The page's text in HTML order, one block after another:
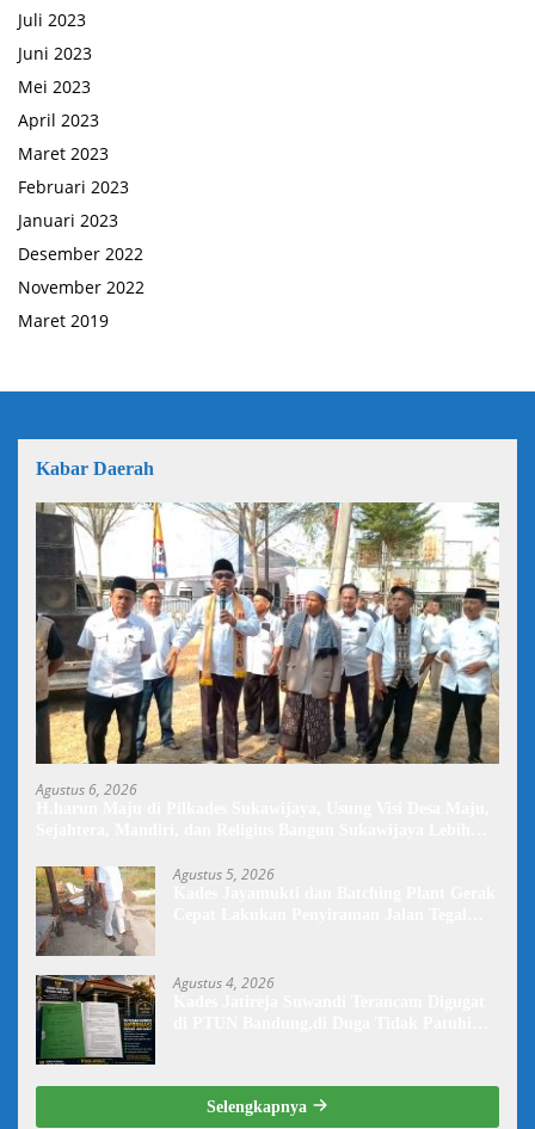
Juli 2023
Juni 2023
Mei 2023
April 2023
Maret 2023
Februari 2023
Januari 2023
Desember 2022
November 2022
Maret 2019
Kabar Daerah
Agustus 6, 2026
Agustus 5, 2026
Agustus 4, 2026
Selengkapnya